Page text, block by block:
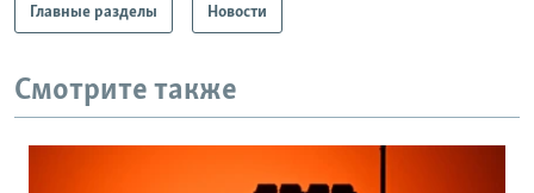
Главные разделы Новости
Смотрите также